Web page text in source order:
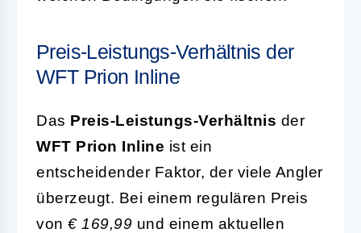
Preis-Leistungs-Verhältnis der
WFT Prion Inline
Das Preis-Leistungs-Verhältnis der
WFT Prion Inline ist ein
entscheidender Faktor, der viele Angler
überzeugt. Bei einem regulären Preis
von € 169,99 und einem aktuellen